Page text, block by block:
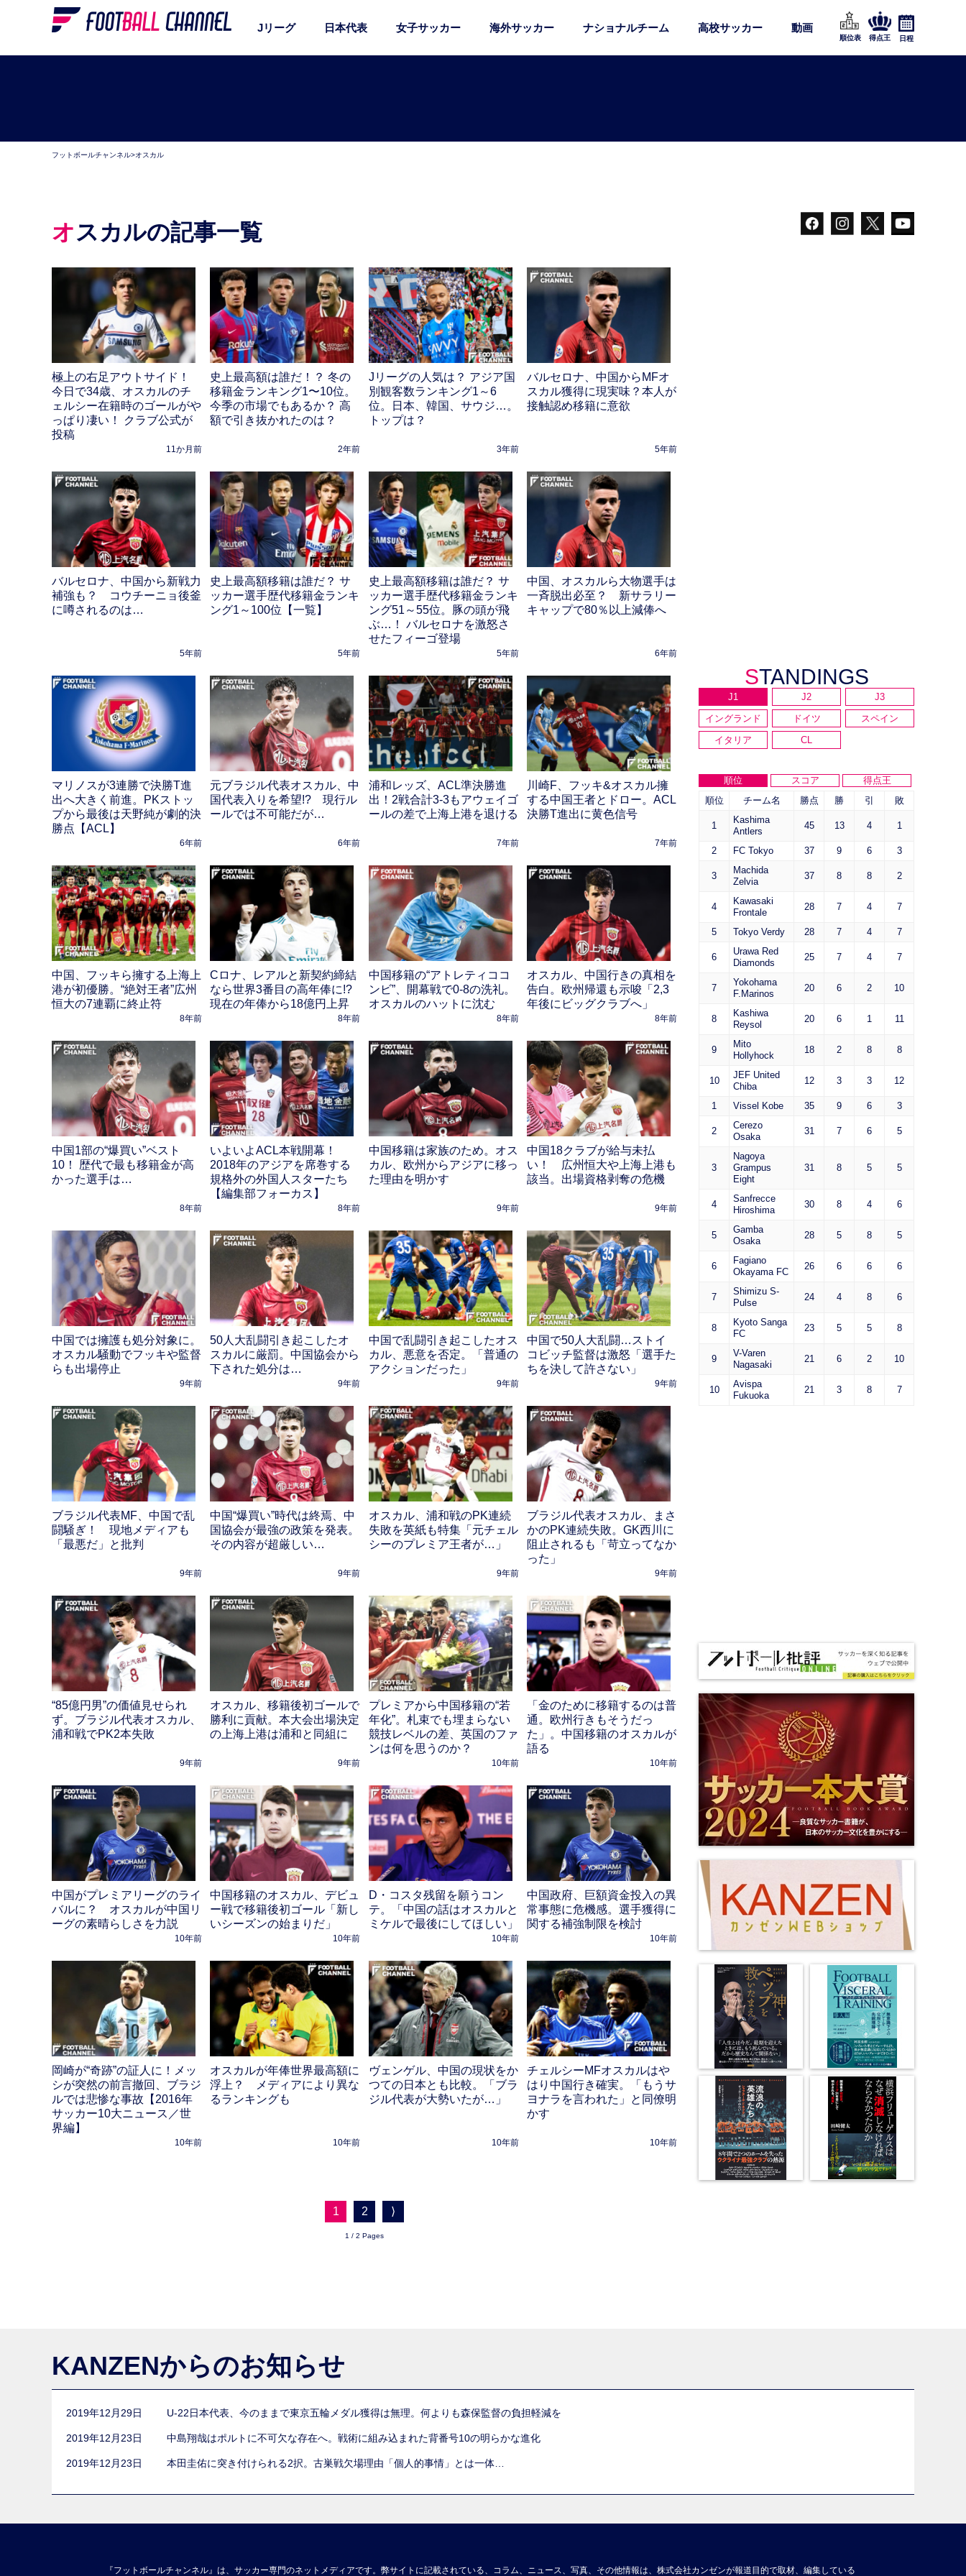
Jリーグ 日本代表 女子サッカー 海外サッカー ナショナルチーム 高校サッカー 動画
順位表 得点王 日程
フットボールチャンネル>オスカル
オスカルの記事一覧
極上の右足アウトサイド！
今日で34歳、オスカルのチ
ェルシー在籍時のゴールがや
っぱり凄い！ クラブ公式が
投稿
11か月前
史上最高額は誰だ！？ 冬の
移籍金ランキング1〜10位。
今季の市場でもあるか？ 高
額で引き抜かれたのは？
2年前
Jリーグの人気は？ アジア国
別観客数ランキング1～6
位。日本、韓国、サウジ…。
トップは？
3年前
バルセロナ、中国からMFオ
スカル獲得に現実味？本人が
接触認め移籍に意欲
5年前
バルセロナ、中国から新戦力
補強も？ コウチーニョ後釜
に噂されるのは…
5年前
史上最高額移籍は誰だ？ サ
ッカー選手歴代移籍金ランキ
ング1～100位【一覧】
5年前
史上最高額移籍は誰だ？ サ
ッカー選手歴代移籍金ランキ
ング51～55位。豚の頭が飛
ぶ…！ バルセロナを激怒さ
せたフィーゴ登場
5年前
中国、オスカルら大物選手は
一斉脱出必至？ 新サラリー
キャップで80％以上減俸へ
6年前
マリノスが3連勝で決勝T進
出へ大きく前進。PKストッ
プから最後は天野純が劇的決
勝点【ACL】
6年前
元ブラジル代表オスカル、中
国代表入りを希望!? 現行ル
ールでは不可能だが…
6年前
浦和レッズ、ACL準決勝進
出！2戦合計3-3もアウェイゴ
ールの差で上海上港を退ける
7年前
川崎F、フッキ&オスカル擁
する中国王者とドロー。ACL
決勝T進出に黄色信号
7年前
中国、フッキら擁する上海上
港が初優勝。“絶対王者”広州
恒大の7連覇に終止符
8年前
Cロナ、レアルと新契約締結
なら世界3番目の高年俸に!?
現在の年俸から18億円上昇
8年前
中国移籍の“アトレティココ
ンビ”、開幕戦で0-8の洗礼。
オスカルのハットに沈む
8年前
オスカル、中国行きの真相を
告白。欧州帰還も示唆「2,3
年後にビッグクラブへ」
8年前
中国1部の“爆買い”ベスト
10！ 歴代で最も移籍金が高
かった選手は…
8年前
いよいよACL本戦開幕！
2018年のアジアを席巻する
規格外の外国人スターたち
【編集部フォーカス】
8年前
中国移籍は家族のため。オス
カル、欧州からアジアに移っ
た理由を明かす
9年前
中国18クラブが給与未払
い！ 広州恒大や上海上港も
該当。出場資格剥奪の危機
9年前
中国では擁護も処分対象に。
オスカル騒動でフッキや監督
らも出場停止
9年前
50人大乱闘引き起こしたオ
スカルに厳罰。中国協会から
下された処分は…
9年前
中国で乱闘引き起こしたオス
カル、悪意を否定。「普通の
アクションだった」
9年前
中国で50人大乱闘…ストイ
コビッチ監督は激怒「選手た
ちを決して許さない」
9年前
ブラジル代表MF、中国で乱
闘騒ぎ！ 現地メディアも
「最悪だ」と批判
9年前
中国“爆買い”時代は終焉、中
国協会が最強の政策を発表。
その内容が超厳しい…
9年前
オスカル、浦和戦のPK連続
失敗を英紙も特集「元チェル
シーのプレミア王者が…」
9年前
ブラジル代表オスカル、まさ
かのPK連続失敗。GK西川に
阻止されるも「苛立ってなか
った」
9年前
“85億円男”の価値見せられ
ず。ブラジル代表オスカル、
浦和戦でPK2本失敗
9年前
オスカル、移籍後初ゴールで
勝利に貢献。本大会出場決定
の上海上港は浦和と同組に
9年前
プレミアから中国移籍の“若
年化”。札束でも埋まらない
競技レベルの差、英国のファ
ンは何を思うのか？
10年前
「金のために移籍するのは普
通。欧州行きもそうだっ
た」。中国移籍のオスカルが
語る
10年前
中国がプレミアリーグのライ
バルに？ オスカルが中国リ
ーグの素晴らしさを力説
10年前
中国移籍のオスカル、デビュ
ー戦で移籍後初ゴール「新し
いシーズンの始まりだ」
10年前
D・コスタ残留を願うコン
テ。「中国の話はオスカルと
ミケルで最後にしてほしい」
10年前
中国政府、巨額資金投入の異
常事態に危機感。選手獲得に
関する補強制限を検討
10年前
岡崎が“奇跡”の証人に！メッ
シが突然の前言撤回、ブラジ
ルでは悲惨な事故【2016年
サッカー10大ニュース／世
界編】
10年前
オスカルが年俸世界最高額に
浮上？ メディアにより異な
るランキングも
10年前
ヴェンゲル、中国の現状をか
つての日本とも比較。「ブラ
ジル代表が大勢いたが…」
10年前
チェルシーMFオスカルはや
はり中国行き確実。「もうサ
ヨナラを言われた」と同僚明
かす
10年前
1 2 ⟩
1 / 2 Pages
STANDINGS
J1 J2
J3
イングランド
ドイツ
スペイン
イタリア
CL
順位 スコア
得点王
順位
チーム名 勝点 勝 引 敗
1
Kashima
Antlers
45 13 4 1
2 FC Tokyo 37 9 6 3
3
Machida
Zelvia
37 8 8 2
4
Kawasaki
Frontale
28 7 4 7
5 Tokyo Verdy 28 7 4 7
6
Urawa Red
Diamonds
25 7 4 7
7
Yokohama
F.Marinos
20 6 2 10
8
Kashiwa
Reysol
20 6 1 11
9
Mito
Hollyhock
18 2 8 8
10
JEF United
Chiba
12 3 3 12
1 Vissel Kobe 35 9 6 3
2
Cerezo
Osaka
31 7 6 5
3
Nagoya
Grampus
Eight
31 8 5 5
4
Sanfrecce
Hiroshima
30 8 4 6
5
Gamba
Osaka
28 5 8 5
6
Fagiano
Okayama FC
26 6 6 6
7
Shimizu S-
Pulse
24 4 8 6
8
Kyoto Sanga
FC
23 5 5 8
9
V-Varen
Nagasaki
21 6 2 10
10
Avispa
Fukuoka
21 3 8 7
KANZENからのお知らせ
2019年12月29日 U-22日本代表、今のままで東京五輪メダル獲得は無理。何よりも森保監督の負担軽減を
2019年12月23日 中島翔哉はポルトに不可欠な存在へ。戦術に組み込まれた背番号10の明らかな進化
2019年12月23日 本田圭佑に突き付けられる2択。古巣戦欠場理由「個人的事情」とは一体…
『フットボールチャンネル』は、サッカー専門のネットメディアです。弊サイトに記載されている、コラム、ニュース、写真、その他情報は、株式会社カンゼンが報道目的で取材、編集している